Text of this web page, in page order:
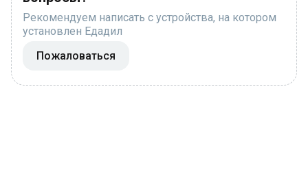
Рекомендуем написать с устройства, на котором
установлен Едадил
Пожаловаться